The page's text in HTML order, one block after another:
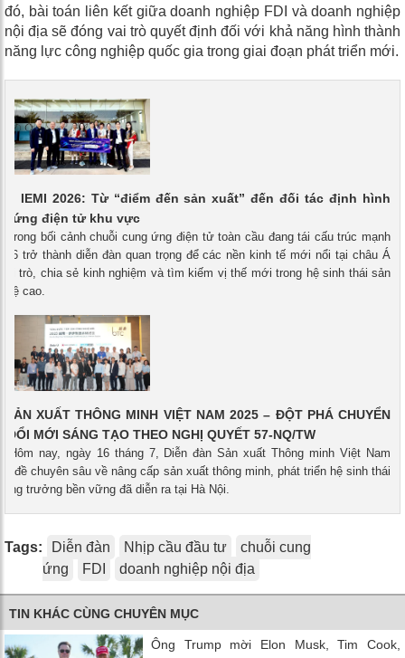
đó, bài toán liên kết giữa doanh nghiệp FDI và doanh nghiệp
nội địa sẽ đóng vai trò quyết định đối với khả năng hình thành
năng lực công nghiệp quốc gia trong giai đoạn phát triển mới.
IEMI 2026: Từ “điểm đến sản xuất” đến đối tác định hình
ứng điện tử khu vực
Trong bối cảnh chuỗi cung ứng điện tử toàn cầu đang tái cấu trúc mạnh
trở thành diễn đàn quan trọng để các nền kinh tế mới nổi tại châu Á
trò, chia sẻ kinh nghiệm và tìm kiếm vị thế mới trong hệ sinh thái sản
cao.
XUẤT THÔNG MINH VIỆT NAM 2025 – ĐỘT PHÁ CHUYỂN
ĐỔI MỚI SÁNG TẠO THEO NGHỊ QUYẾT 57-NQ/TW
Hôm nay, ngày 16 tháng 7, Diễn đàn Sản xuất Thông minh Việt Nam
đề chuyên sâu về nâng cấp sản xuất thông minh, phát triển hệ sinh thái
trưởng bền vững đã diễn ra tại Hà Nội.
Tags: Diễn đàn Nhịp cầu đầu tư
chuỗi cung
ứng
FDI doanh nghiệp nội địa
TIN KHÁC CÙNG CHUYÊN MỤC
Ông Trump mời Elon Musk, Tim Cook,